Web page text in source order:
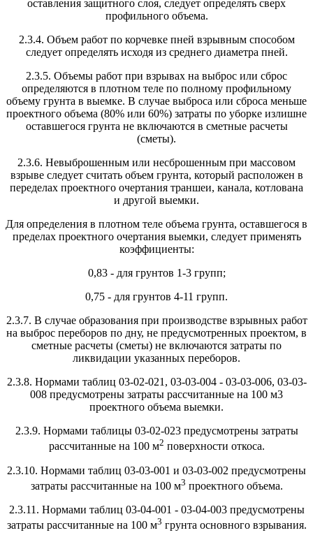
оставления защитного слоя, следует определять сверх
профильного объема.
2.3.4. Объем работ по корчевке пней взрывным способом
следует определять исходя из среднего диаметра пней.
2.3.5. Объемы работ при взрывах на выброс или сброс
определяются в плотном теле по полному профильному
объему грунта в выемке. В случае выброса или сброса меньше
проектного объема (80% или 60%) затраты по уборке излишне
оставшегося грунта не включаются в сметные расчеты
(сметы).
2.3.6. Невыброшенным или несброшенным при массовом
взрыве следует считать объем грунта, который расположен в
переделах проектного очертания траншеи, канала, котлована
и другой выемки.
Для определения в плотном теле объема грунта, оставшегося в
пределах проектного очертания выемки, следует применять
коэффициенты:
0,83 - для грунтов 1-3 групп;
0,75 - для грунтов 4-11 групп.
2.3.7. В случае образования при производстве взрывных работ
на выброс переборов по дну, не предусмотренных проектом, в
сметные расчеты (сметы) не включаются затраты по
ликвидации указанных переборов.
2.3.8. Нормами таблиц 03-02-021, 03-03-004 - 03-03-006, 03-03-
008 предусмотрены затраты рассчитанные на 100 м3
проектного объема выемки.
2.3.9. Нормами таблицы 03-02-023 предусмотрены затраты
рассчитанные на 100 м2 поверхности откоса.
2.3.10. Нормами таблиц 03-03-001 и 03-03-002 предусмотрены
затраты рассчитанные на 100 м3 проектного объема.
2.3.11. Нормами таблиц 03-04-001 - 03-04-003 предусмотрены
затраты рассчитанные на 100 м3 грунта основного взрывания.